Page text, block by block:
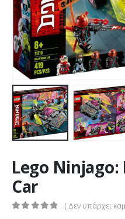
Lego
Car
( Δεν υπάρχει